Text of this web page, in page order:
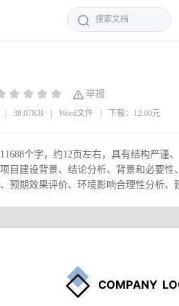
举报
38.07KB Word文件 下载：12.00元
个字，约12页左右，具有结构严谨
建设背景、结论分析、背景和必要
期效果评价、环境影响合理性分析